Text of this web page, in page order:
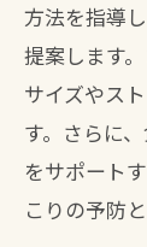
方法を指導
提案します
サイズやス
す。さらに
をサポート
こりの予防